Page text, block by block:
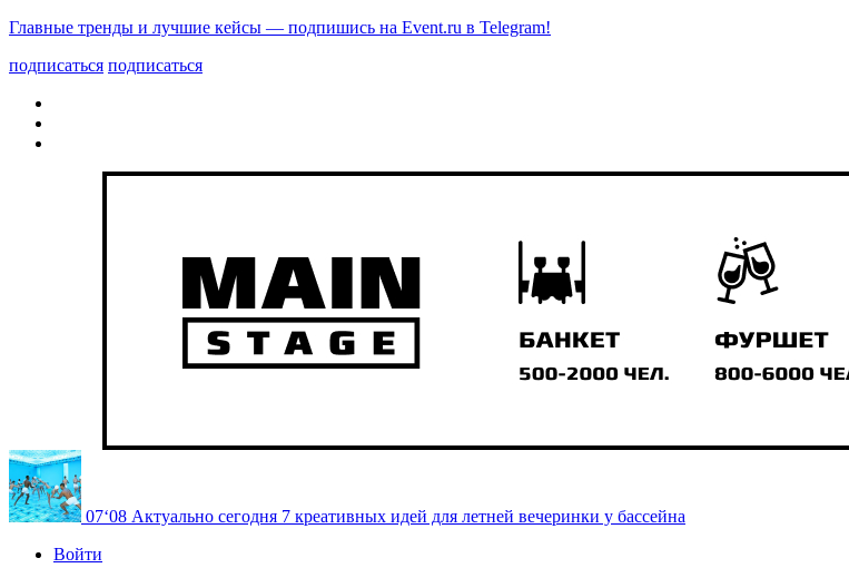
Главные тренды и лучшие кейсы — подпишись на Event.ru в Telegram!
подписаться подписаться
07‘08 Актуально сегодня 7 креативных идей для летней вечеринки у бассейна
Войти